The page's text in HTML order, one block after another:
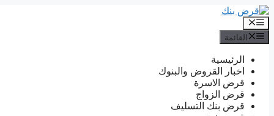
انتقل
إلى
المحتوى
القائمة
القائمة
الرئيسية
اخبار القروض والبنوك
قرض الاسرة
قرض الزواج
قرض بنك التسليف